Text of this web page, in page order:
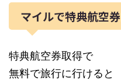
マイルで特典航空
特典航空券取得で
無料で旅行に行けると